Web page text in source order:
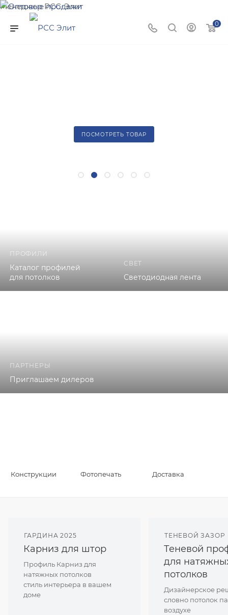
Менеджер РСС-Элит
Напишите нам и мы поможем подобрать товар именно
для Вас!
0
ПОСМОТРЕТЬ ТОВАР
ПРОФИЛИ
Каталог профилей
для потолков
СВЕТ
Светодиодная лента
ПАРТНЕРЫ
Приглашаем дилеров
Конструкции Фотопечать Доставка
ГАРДИНА 2025
Карниз для штор
Профиль Карниз для
натяжных потолков
стиль интерьера в вашем
доме
ТЕНЕВОЙ ЗАЗОР
Теневой
для
потолков
Дизайнерское
словно потолок
воздухе